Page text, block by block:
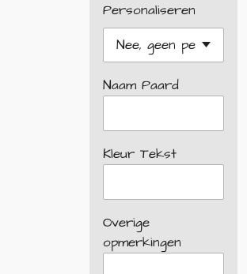
Personaliseren
Naam Paard
Kleur Tekst
Overige
opmerkingen